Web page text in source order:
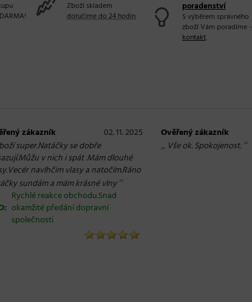
Zboží skladem
doručíme do 24 hodin.
poradenství
S výběrem správného
zboží Vám poradíme -
kontakt.
zákazník 02. 11. 2025
super.Natáčky se dobře
v nich i spát .Mám dlouhé
navlhčim vlasy a natočím.Ráno
sundám a mám krásné vlny“
Rychlé reakce obchodu.Snad
okamžité předání dopravní
společnosti
Ověřený zákazník
„ Vše ok. Spokojenost. “